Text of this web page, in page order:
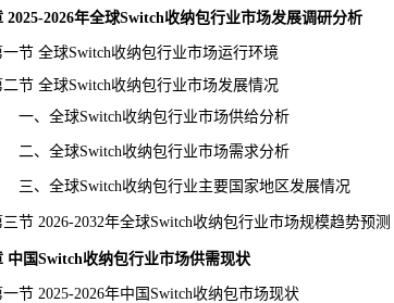
2025-2026年全球Switch收纳包行业市场发展调研分析
全球Switch收纳包行业市场运行环境
全球Switch收纳包行业市场发展情况
球Switch收纳包行业市场供给分析
球Switch收纳包行业市场需求分析
球Switch收纳包行业主要国家地区发展情况
2026-2032年全球Switch收纳包行业市场规模趋势预测
中国Switch收纳包行业市场供需现状
2025-2026年中国Switch收纳包市场现状